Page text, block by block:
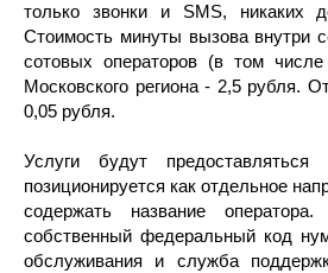
только звонки и SMS, никаких
Стоимость минуты вызова внутри
сотовых операторов (в том
Московского региона - 2,5 рубля.
0,05 рубля.
Услуги будут
позиционируется как отдельное
содержать название
собственный федеральный код
обслуживания и служба